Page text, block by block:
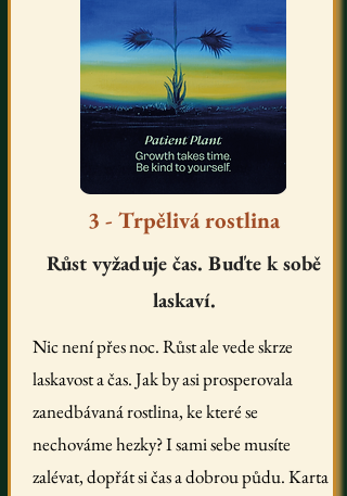
3 - Trpělivá rostlina
Růst vyžaduje čas. Buďte k sobě
laskaví.
Nic není přes noc. Růst ale vede skrze
laskavost a čas. Jak by asi prosperovala
zanedbávaná rostlina, ke které se
nechováme hezky? I sami sebe musíte
zalévat, dopřát si čas a dobrou půdu. Karta